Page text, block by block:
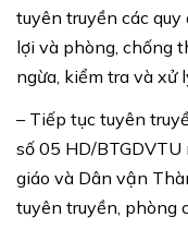
tuyên truyền các
lợi và phòng, chống
ngừa, kiểm tra và xử
– Tiếp tục tuyên
số 05 HD/
giáo và Dân vận
tuyên truyền, phòng